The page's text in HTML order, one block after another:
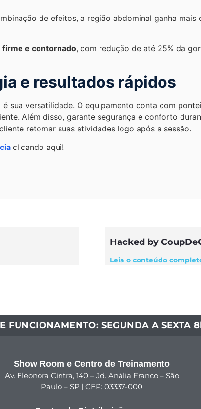
de efeitos, a região abdominal ganha
firme e contornado, com redução de até 25% da
e resultados rápidos
é sua versatilidade. O equipamento conta com
Além disso, garante segurança e conforto
retomar suas atividades logo após a sessão.
clicando aqui!
Hacked by
Leia o conteúdo
FUNCIONAMENTO: SEGUNDA A SEXTA
Show Room e Centro de Treinamento
Av. Eleonora Cintra, 140 – Jd. Anália Franco – São
Paulo – SP | CEP: 03337-000